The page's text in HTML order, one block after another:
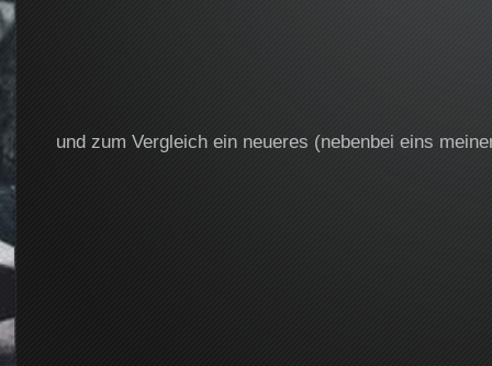
und zum Vergleich ein neueres (nebenbei eins